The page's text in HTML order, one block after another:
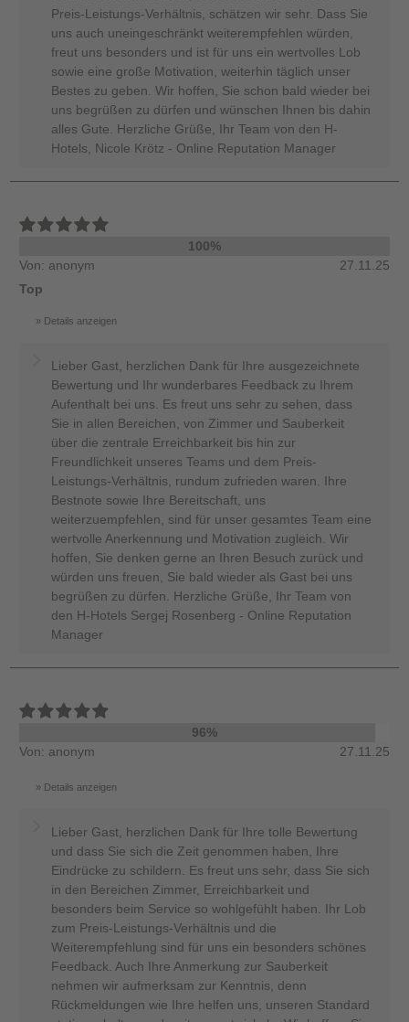
Preis-Leistungs-Verhältnis, schätzen wir sehr. Dass Sie
uns auch uneingeschränkt weiterempfehlen würden,
freut uns besonders und ist für uns ein wertvolles Lob
sowie eine große Motivation, weiterhin täglich unser
Bestes zu geben. Wir hoffen, Sie schon bald wieder bei
uns begrüßen zu dürfen und wünschen Ihnen bis dahin
alles Gute. Herzliche Grüße, Ihr Team von den H-
Hotels, Nicole Krötz - Online Reputation Manager
100%
Von: anonym
27.11.25
Top
Details anzeigen
Lieber Gast, herzlichen Dank für Ihre ausgezeichnete
Bewertung und Ihr wunderbares Feedback zu Ihrem
Aufenthalt bei uns. Es freut uns sehr zu sehen, dass
Sie in allen Bereichen, von Zimmer und Sauberkeit
über die zentrale Erreichbarkeit bis hin zur
Freundlichkeit unseres Teams und dem Preis-
Leistungs-Verhältnis, rundum zufrieden waren. Ihre
Bestnote sowie Ihre Bereitschaft, uns
weiterzuempfehlen, sind für unser gesamtes Team eine
wertvolle Anerkennung und Motivation zugleich. Wir
hoffen, Sie denken gerne an Ihren Besuch zurück und
würden uns freuen, Sie bald wieder als Gast bei uns
begrüßen zu dürfen. Herzliche Grüße, Ihr Team von
den H-Hotels Sergej Rosenberg - Online Reputation
Manager
96%
Von: anonym
27.11.25
Details anzeigen
Lieber Gast, herzlichen Dank für Ihre tolle Bewertung
und dass Sie sich die Zeit genommen haben, Ihre
Eindrücke zu schildern. Es freut uns sehr, dass Sie sich
in den Bereichen Zimmer, Erreichbarkeit und
besonders beim Service so wohlgefühlt haben. Ihr Lob
zum Preis-Leistungs-Verhältnis und die
Weiterempfehlung sind für uns ein besonders schönes
Feedback. Auch Ihre Anmerkung zur Sauberkeit
nehmen wir aufmerksam zur Kenntnis, denn
Rückmeldungen wie Ihre helfen uns, unseren Standard